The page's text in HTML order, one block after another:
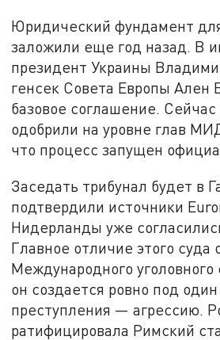
Юридический фундамент
заложили еще год назад. В
президент Украины
генсек Совета Европы Ален
базовое соглашение.
одобрили на уровне глав
что процесс запущен
Заседать трибунал будет в
подтвердили источники
Нидерланды уже
Главное отличие этого суда
Международного уголовного
он создается ровно под один
преступления — агрессию.
ратифицировала Римский